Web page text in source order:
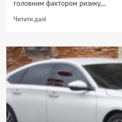
головним фактором ризику,...
Читати даліДокладніше
під
контролем:
5
безкоштовних
кроків
для